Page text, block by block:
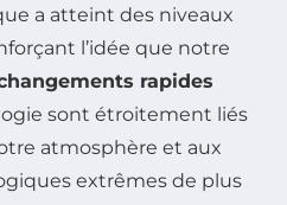
a atteint des niveaux
l’idée que notre
rapides
sont étroitement liés
atmosphère et aux
extrêmes de plus